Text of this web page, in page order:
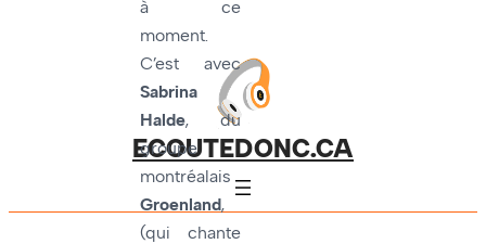
ECOUTEDONC.CA
à ce
moment.
C’est avec
Sabrina
Halde, du
groupe
montréalais
Groenland,
(qui chante